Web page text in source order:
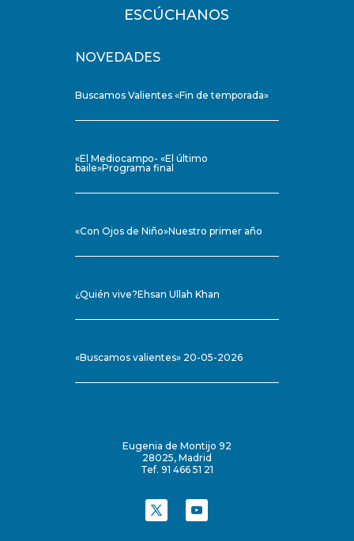
ESCÚCHANOS
NOVEDADES
Buscamos Valientes «Fin de temporada»
«El Mediocampo- «El último
baile»Programa final
«Con Ojos de Niño»Nuestro primer año
¿Quién vive?Ehsan Ullah Khan
«Buscamos valientes» 20-05-2026
Eugenia de Montijo 92
28025, Madrid
Tef. 91 466 51 21